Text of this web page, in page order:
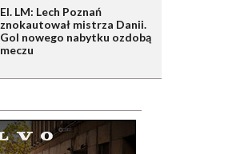
El. LM: Lech Poznań
znokautował mistrza Danii.
Gol nowego nabytku ozdobą
meczu